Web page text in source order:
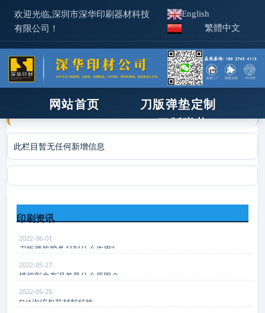
欢迎光临,深圳市深华印刷器材科技
有限公司！
English
繁體中文
网站首页
刀版弹垫定制
XPE/IXPE
刀版弹垫
压痕线
新闻资讯
使用技术
相关产品
ixpe防静电棉
模切刀
企业见证
胶条 钢孔 锯条 橡皮布 印刷板材 化学品
首页>印后器材> AAA
此栏目暂无任何新增信息
印刷资讯
2022-06-01
刀版弹垫胶条起到什么作用?
2022-05-27
模切彩盒有误差是什么原因？
2022-05-25
EVA泡绵包装材料特性